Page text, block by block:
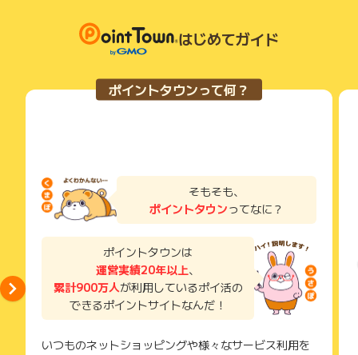
て一度でも同サービス・お買い物を利用されたことがある場合
ご利用前には、Cookieの削除をおこなっていただくことを推奨
サービス・お買い物利用時にお電話など2つ以上の申し込み方
法がある場合、必ずサイト上のWEBフォームからお申し込みく
了などのメールは、ポイント獲得するまで必ず保管してくださ
獲得待ち・獲得失敗の状態でお問い合わせされる際に、該当の
メールを送っていただく場合がございます。
そのため、紛失・破棄された場合は対応いたしかねますので、
ご注意ください。
(※) SafariやChromeなどwebサイトを表示するアプリのこと
条件を達成しているかどうかは各広告主ではなく、代理店が行
っているため、広告主はポイントに関する詳細を把握しており
そのため、ポイントタウンのポイントに関するお問い合わせを
広告主様に直接行わないようお願いいたします。
◎キッチン用品から時計等のインテリア、iphone
アクセサリー、ヘアケア・ボディケアまで多種のご用意！
はじめてガイド
ポイントタウンって何？
そもそも、
ポイントタウンってなに？
ポイントタウンは
運営実績20年以上、
累計900万人が利用しているポイ活の
できるポイントサイトなんだ！
いつものネットショッピングや様々なサービス利用を